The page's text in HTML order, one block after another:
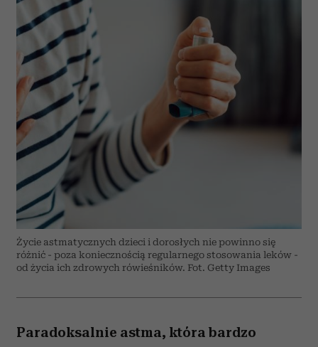
Życie astmatycznych dzieci i dorosłych nie powinno się
różnić - poza koniecznością regularnego stosowania leków -
od życia ich zdrowych rówieśników. Fot. Getty Images
Paradoksalnie astma, która bardzo